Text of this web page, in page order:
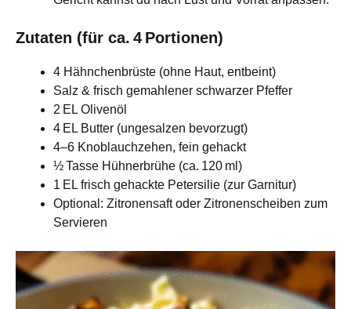
Zutaten (für ca. 4 Portionen)
4 Hähnchenbrüste (ohne Haut, entbeint)
Salz & frisch gemahlener schwarzer Pfeffer
2 EL Olivenöl
4 EL Butter (ungesalzen bevorzugt)
4–6 Knoblauchzehen, fein gehackt
½ Tasse Hühnerbrühe (ca. 120 ml)
1 EL frisch gehackte Petersilie (zur Garnitur)
Optional: Zitronensaft oder Zitronenscheiben zum
Servieren